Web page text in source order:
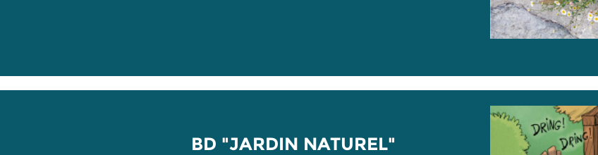
BD "JARDIN NATUREL"